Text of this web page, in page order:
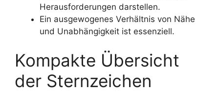
Herausforderungen darstellen.
Ein ausgewogenes Verhältnis von Nähe
und Unabhängigkeit ist essenziell.
Kompakte Übersicht
der Sternzeichen